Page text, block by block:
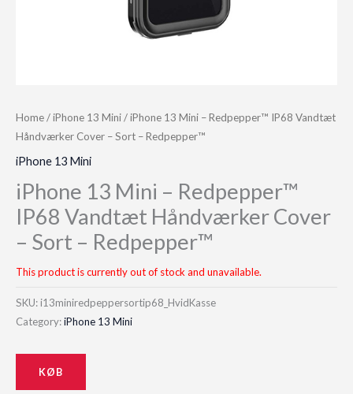
Home/iPhone 13 Mini/ iPhone 13 Mini – Redpepper™ IP68 Vandtæt
Håndværker Cover – Sort – Redpepper™
iPhone 13 Mini
iPhone 13 Mini – Redpepper™
IP68 Vandtæt Håndværker Cover
– Sort – Redpepper™
This product is currently out of stock and unavailable.
SKU: i13miniredpeppersortip68_HvidKasse
Category:iPhone 13 Mini
KØB